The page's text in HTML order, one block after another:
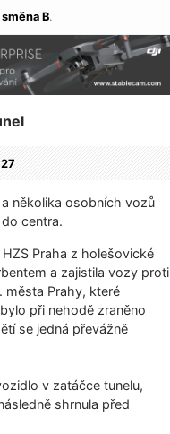
směna B.
několika osobních vozů
centra.
Praha z holešovické
a zajistila vozy proti
města Prahy, které
při nehodě zraněno
se jedná převážně
v zatáčce tunelu,
shrnula před